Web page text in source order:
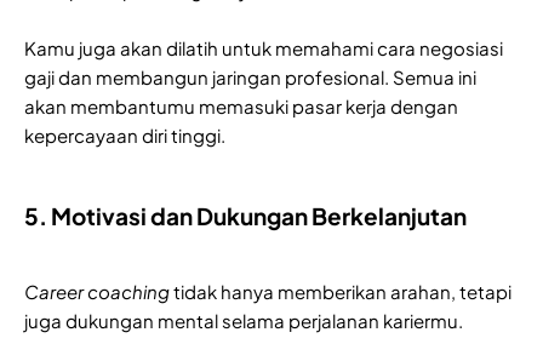
Kamu juga akan dilatih untuk memahami cara negosiasi
gaji dan membangun jaringan profesional. Semua ini
akan membantumu memasuki pasar kerja dengan
kepercayaan diri tinggi.
5. Motivasi dan Dukungan Berkelanjutan
Career coachingtidak hanya memberikan arahan, tetapi
juga dukungan mental selama perjalanan kariermu.